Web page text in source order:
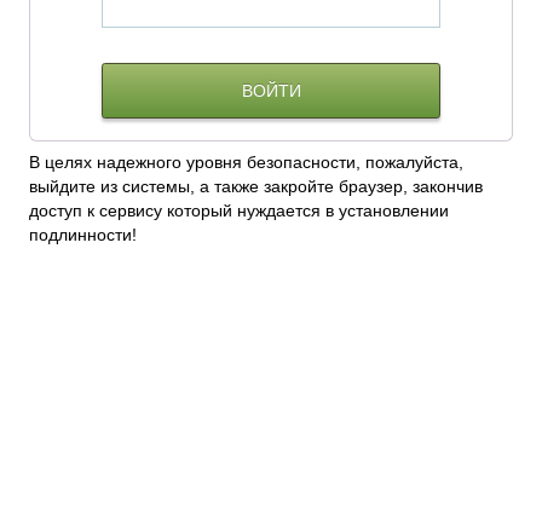
В целях надежного уровня безопасности, пожалуйста,
выйдите из системы, а также закройте браузер, закончив
доступ к сервису который нуждается в установлении
подлинности!